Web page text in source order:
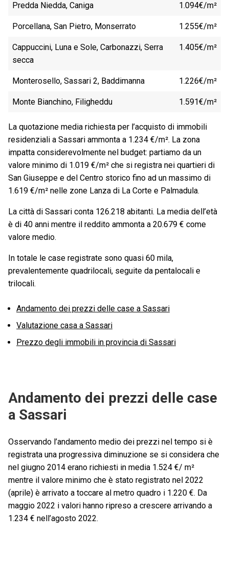
Predda Niedda, Caniga 1.094€/m²
Porcellana, San Pietro, Monserrato 1.255€/m²
Cappuccini, Luna e Sole, Carbonazzi, Serra
secca
1.405€/m²
Monterosello, Sassari 2, Baddimanna 1.226€/m²
Monte Bianchino, Filigheddu 1.591€/m²
La quotazione media richiesta per l’acquisto di immobili
residenziali a Sassari ammonta a 1.234 €/m². La zona
impatta considerevolmente nel budget: partiamo da un
valore minimo di 1.019 €/m² che si registra nei quartieri di
San Giuseppe e del Centro storico fino ad un massimo di
1.619 €/m² nelle zone Lanza di La Corte e Palmadula.
La città di Sassari conta 126.218 abitanti. La media dell’età
è di 40 anni mentre il reddito ammonta a 20.679 € come
valore medio.
In totale le case registrate sono quasi 60 mila,
prevalentemente quadrilocali, seguite da pentalocali e
trilocali.
Andamento dei prezzi delle case a Sassari
Valutazione casa a Sassari
Prezzo degli immobili in provincia di Sassari
Andamento dei prezzi delle case
a Sassari
Osservando l’andamento medio dei prezzi nel tempo si è
registrata una progressiva diminuzione se si considera che
nel giugno 2014 erano richiesti in media 1.524 €/ m²
mentre il valore minimo che è stato registrato nel 2022
(aprile) è arrivato a toccare al metro quadro i 1.220 €. Da
maggio 2022 i valori hanno ripreso a crescere arrivando a
1.234 € nell’agosto 2022.